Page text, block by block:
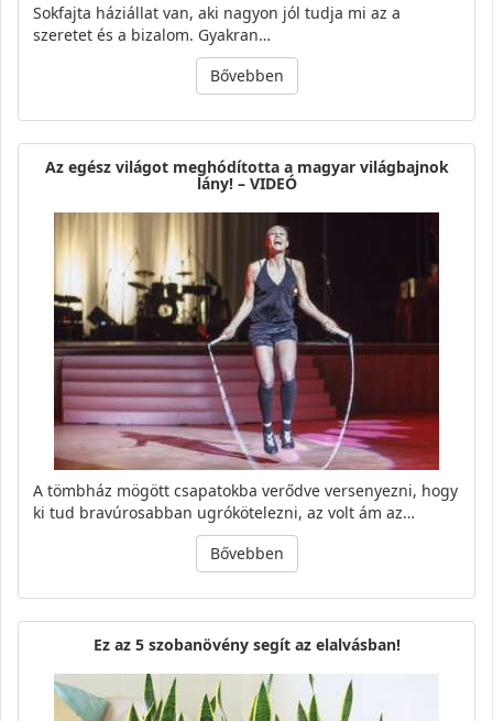
Sokfajta háziállat van, aki nagyon jól tudja mi az a
szeretet és a bizalom. Gyakran…
Bővebben
Az egész világot meghódította a magyar világbajnok
lány! – VIDEÓ
A tömbház mögött csapatokba verődve versenyezni, hogy
ki tud bravúrosabban ugrókötelezni, az volt ám az…
Bővebben
Ez az 5 szobanövény segít az elalvásban!